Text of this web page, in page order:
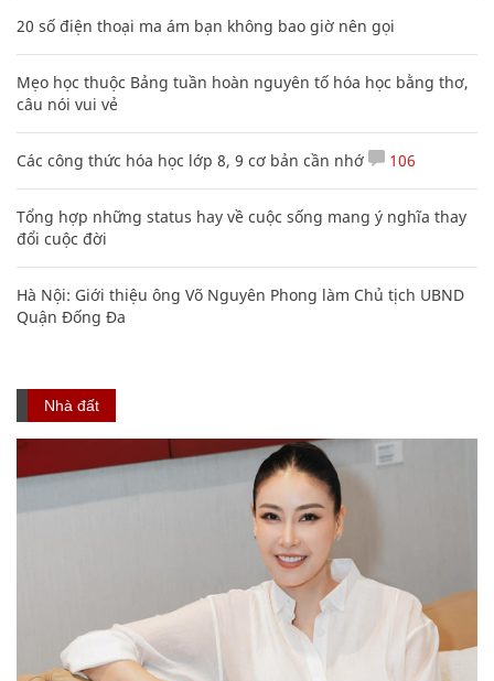
20 số điện thoại ma ám bạn không bao giờ nên gọi
Mẹo học thuộc Bảng tuần hoàn nguyên tố hóa học bằng thơ,
câu nói vui vẻ
Các công thức hóa học lớp 8, 9 cơ bản cần nhớ 106
Tổng hợp những status hay về cuộc sống mang ý nghĩa thay
đổi cuộc đời
Hà Nội: Giới thiệu ông Võ Nguyên Phong làm Chủ tịch UBND
Quận Đống Đa
Nhà đất